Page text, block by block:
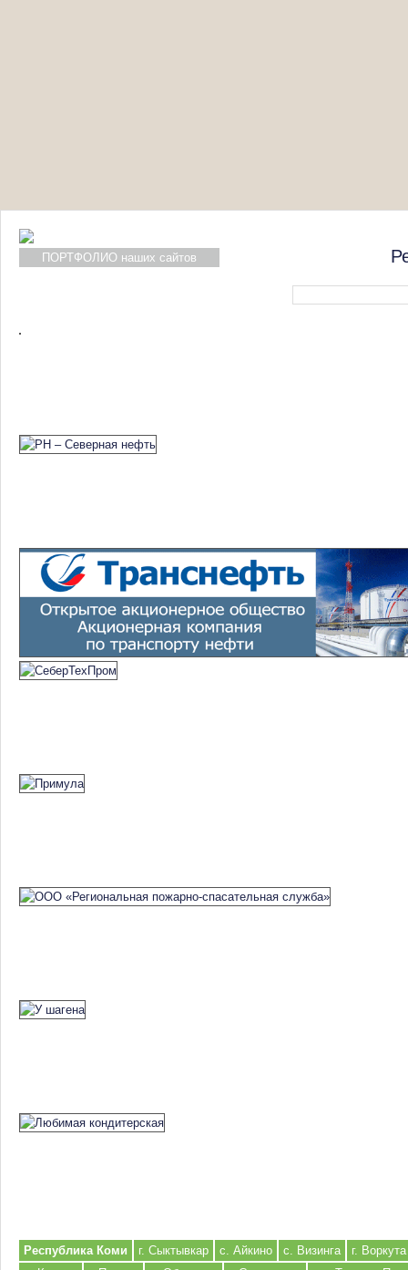
ПОРТФОЛИО наших сайтов
Республика Коми г. Сыктывкар с. Айкино с. Визинга
г. Воркута